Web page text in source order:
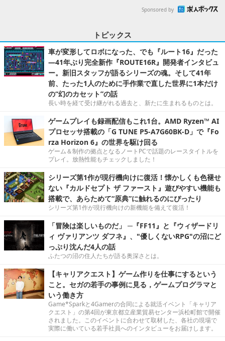
Sponsored by
トピックス
車が変形してロボになった、でも『ルート16』だった
―41年ぶり完全新作『ROUTE16R』開発者インタビュ
ー。新旧スタッフが語るシリーズの魂。そして41年
前、たった1人のために手作業で直した世界に1本だけ
の“幻のカセット”の話
長い時を経て受け継がれる過去と、新たに生まれるものとは。
ゲームプレイも録画配信もこれ1台。AMD Ryzen™ AI
プロセッサ搭載の「G TUNE P5-A7G60BK-D」で『Fo
rza Horizon 6』の世界を駆け回る
ゲーム＆制作の拠点となるノートPCで話題のレースタイトルを
プレイ。放熱性能もチェックしました！
シリーズ第1作が現行機向けに復活！懐かしくも色褪せ
ない『カルドセプト ザ ファースト』遊びやすい機能も
搭載で、あらためて“原典”に触れるのにぴったり
シリーズ第1作が現行機向けの新機能を備えて復活！
「冒険は楽しいものだ」 ─『FF11』と『ウィザードリ
ィ ヴァリアンツ ダフネ』、"優しくないRPG"の沼にど
っぷり沈んだ4人の話
ふたつの沼の住人たちが語る奥深さとは。
【キャリアクエスト】ゲーム作りを仕事にするという
こと。セガの若手の事例に見る，ゲームプログラマと
いう働き方
Game*Sparkと4Gamerの合同による就活イベント「キャリア
クエスト」の第4回が東京都立産業貿易センター浜松町館で開催
されました。このイベントに合わせて取材した、各社の現場で
実際に働いている若手社員へのインタビューをお届けします。